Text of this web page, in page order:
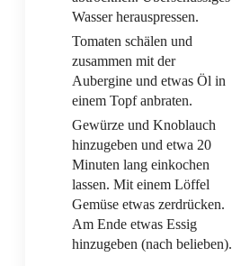
Wasser herauspressen.
Tomaten schälen und
zusammen mit der
Aubergine und etwas Öl in
einem Topf anbraten.
Gewürze und Knoblauch
hinzugeben und etwa 20
Minuten lang einkochen
lassen. Mit einem Löffel
Gemüse etwas zerdrücken.
Am Ende etwas Essig
hinzugeben (nach belieben).